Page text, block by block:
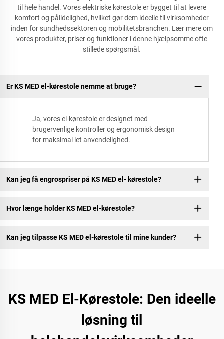
til hele handel. Vores elektriske kørestole er bygget til at levere
komfort og pålidelighed, hvilket gør dem ideelle til virksomheder
inden for sundhedssektoren og mobilitetsbranchen. Lær mere om
vores produkter, priser og funktioner i denne hjælpsomme ofte
stillede spørgsmål.
Er KS MED el-kørestole nemme at bruge?
Ja, vores el-kørestole er designet med
brugervenlige kontroller og ergonomisk design
for maksimal let anvendelighed.
Kan jeg få engrospriser på KS MED el- kørestole?
Hvor længe holder KS MED el-kørestole?
Kan jeg tilpasse KS MED el-kørestole til mine kunder?
KS MED El-Kørestole: Den ideelle
løsning til